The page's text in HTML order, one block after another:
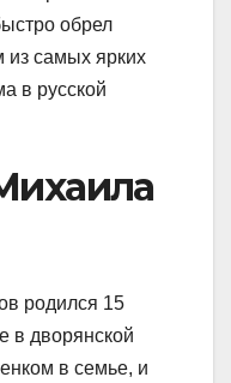
обрел
из самых ярких
в русской
родился 15
в дворянской
в семье, и